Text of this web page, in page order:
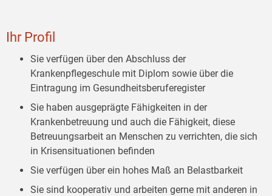
Ihr Profil
Sie verfügen über den Abschluss der
Krankenpflegeschule mit Diplom sowie über die
Eintragung im Gesundheitsberuferegister
Sie haben ausgeprägte Fähigkeiten in der
Krankenbetreuung und auch die Fähigkeit, diese
Betreuungsarbeit an Menschen zu verrichten, die sich
in Krisensituationen befinden
Sie verfügen über ein hohes Maß an Belastbarkeit
Sie sind kooperativ und arbeiten gerne mit anderen in